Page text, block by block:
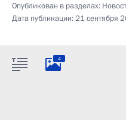
Опубликован в разделах:
Дата публикации:21 сентября
4